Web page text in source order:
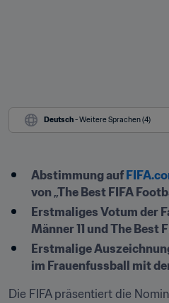
Deutsch - Weitere Sprachen (4)
Abstimmung auf
von „The Best FIFA
Erstmaliges Votum der
Männer 11 und The Best
Erstmalige
im Frauenfussball mit
Die FIFA präsentiert die